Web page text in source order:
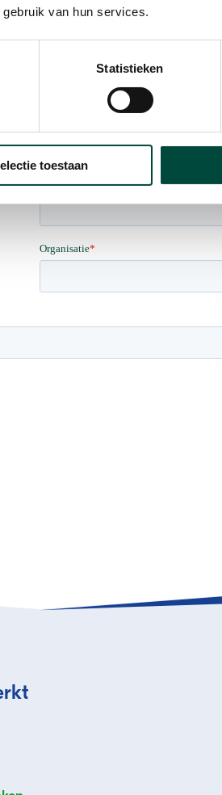
van hun services.
Statistieken
toestaan